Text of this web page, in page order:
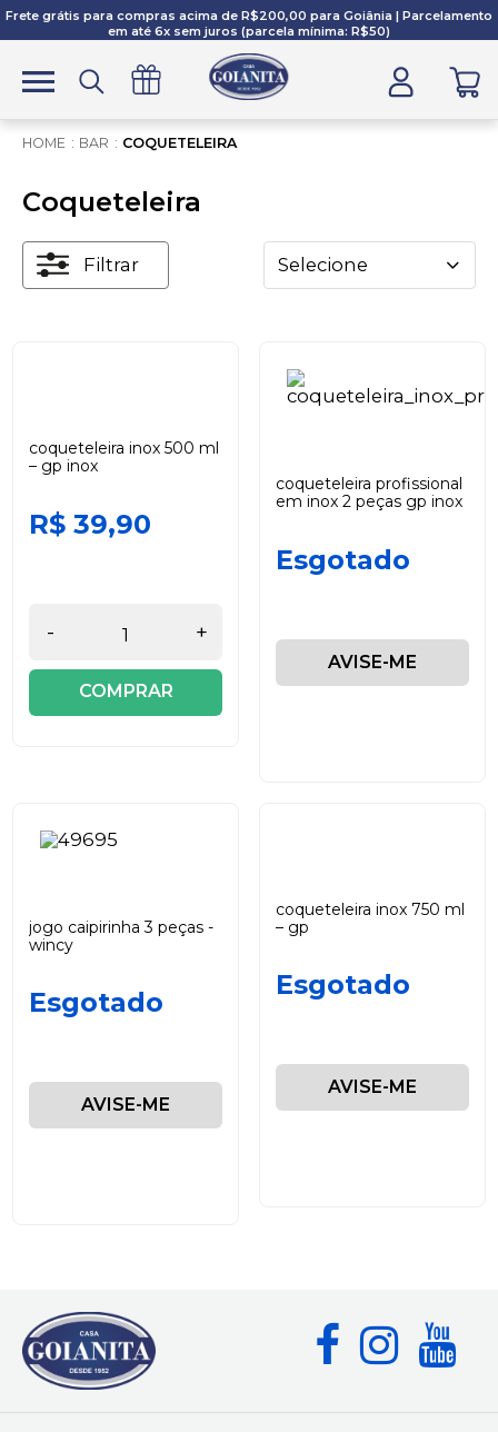
Frete grátis para compras acima de R$200,00 para Goiânia | Parcelamento
em até 6x sem juros (parcela mínima: R$50)
BAR COQUETELEIRA
Coqueteleira
Filtrar Selecione
coqueteleira inox 500 ml
– gp inox
R$ 39,90
- +
COMPRAR
coqueteleira profissional
em inox 2 peças gp inox
Esgotado
AVISE-ME
jogo caipirinha 3 peças -
wincy
Esgotado
AVISE-ME
coqueteleira inox 750 ml
– gp
Esgotado
AVISE-ME